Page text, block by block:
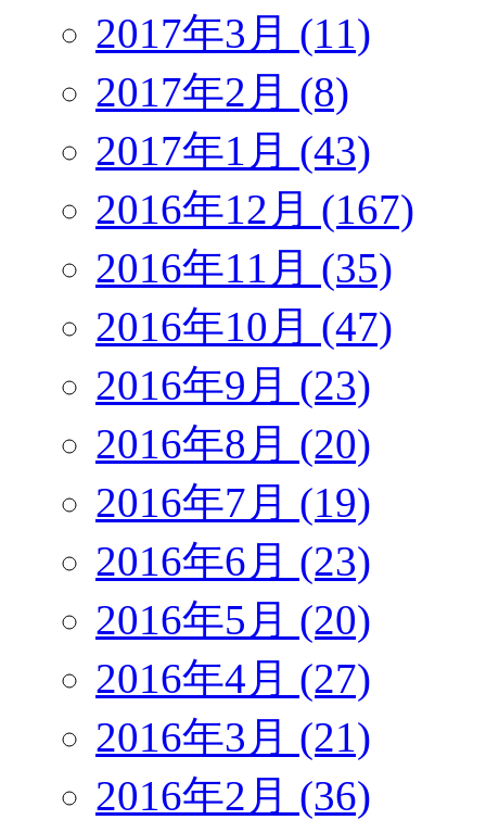
2017年3月 (11)
2017年2月 (8)
2017年1月 (43)
2016年12月 (167)
2016年11月 (35)
2016年10月 (47)
2016年9月 (23)
2016年8月 (20)
2016年7月 (19)
2016年6月 (23)
2016年5月 (20)
2016年4月 (27)
2016年3月 (21)
2016年2月 (36)